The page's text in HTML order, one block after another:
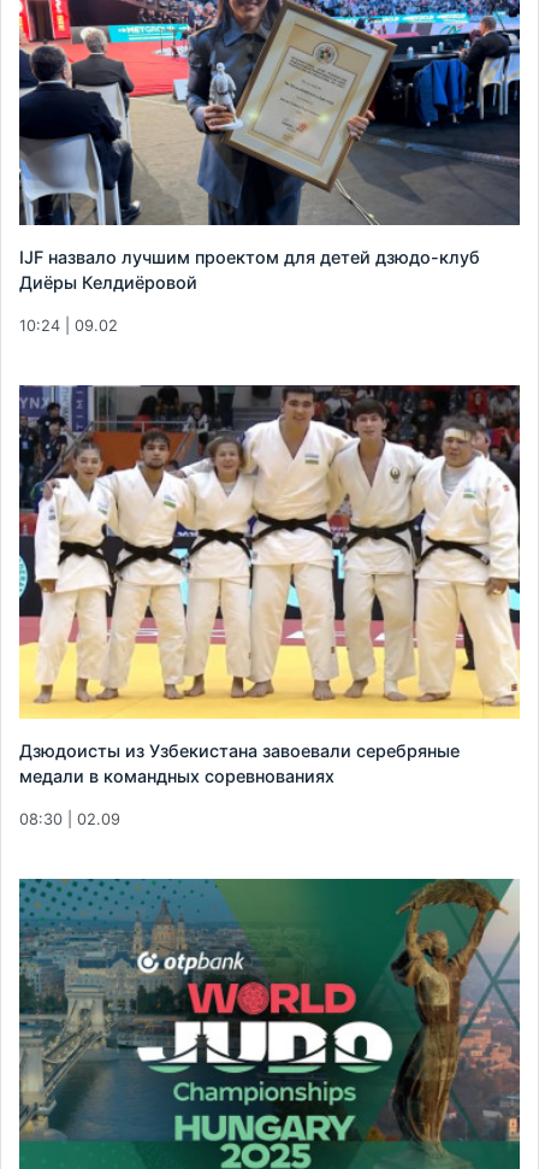
IJF назвало лучшим проектом для детей дзюдо-клуб
Диёры Келдиёровой
10:24 | 09.02
Дзюдоисты из Узбекистана завоевали серебряные
медали в командных соревнованиях
08:30 | 02.09